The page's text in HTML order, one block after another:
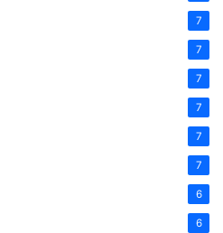
7
7
7
7
7
7
6
6